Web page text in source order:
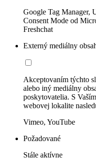
Google Tag Manager,
Consent Mode od
Freshchat
Externý mediálny
Akceptovaním týchto
alebo iný mediálny
poskytovatelia. S
webovej lokalite
Vimeo, YouTube
Požadované
Stále aktívne